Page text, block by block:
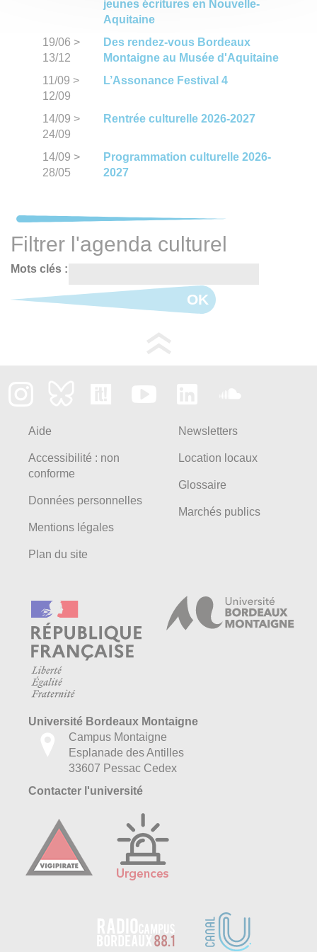
jeunes écritures en Nouvelle-
Aquitaine
19/06 >
13/12
Des rendez-vous Bordeaux
Montaigne au Musée d'Aquitaine
11/09 >
12/09
L’Assonance Festival 4
14/09 >
24/09
Rentrée culturelle 2026-2027
14/09 >
28/05
Programmation culturelle 2026-
2027
Filtrer l'agenda culturel
Mots clés :
OK
Aide
Accessibilité : non
conforme
Données personnelles
Mentions légales
Plan du site
Newsletters
Location locaux
Glossaire
Marchés publics
Université Bordeaux Montaigne
Campus Montaigne
Esplanade des Antilles
33607 Pessac Cedex
Contacter l'université